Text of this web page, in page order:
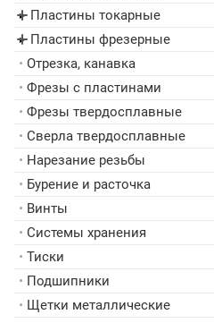
▸ Пластины токарные
▸ Пластины фрезерные
• Отрезка, канавка
• Фрезы с пластинами
• Фрезы твердосплавные
• Сверла твердосплавные
• Нарезание резьбы
• Бурение и расточка
• Винты
• Системы хранения
• Тиски
• Подшипники
• Щетки металлические